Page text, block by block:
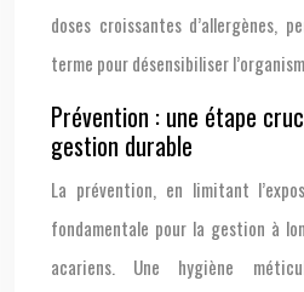
doses croissantes d’allergènes,
terme pour désensibiliser
Prévention : une étape
gestion durable
La prévention, en limitant
fondamentale pour la gestion à
acariens. Une hygiène